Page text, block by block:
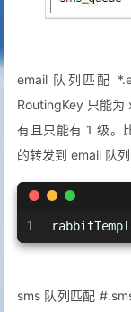
email 队列匹配
RoutingKey 只能
有且只能有 1 级。
的转发到 email 队
1
sms 队列匹配